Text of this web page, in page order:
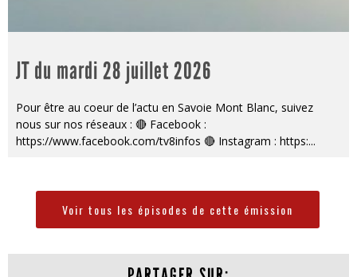
JT du mardi 28 juillet 2026
Pour être au coeur de l’actu en Savoie Mont Blanc, suivez
nous sur nos réseaux : 🔴 Facebook :
https://www.facebook.com/tv8infos 🔴 Instagram : https:...
Voir tous les épisodes de cette émission